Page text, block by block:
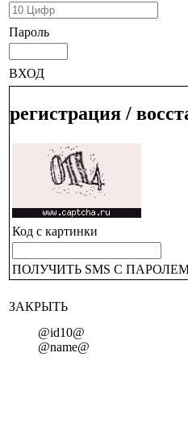
Пароль
ВХОД
регистрация /
Код с картинки
ПОЛУЧИТЬ SMS С
ЗАКРЫТЬ
@id10@
@name@